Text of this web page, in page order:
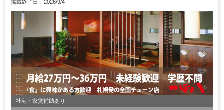
掲載終了日：2026/9/4
社宅・家賃補助あり